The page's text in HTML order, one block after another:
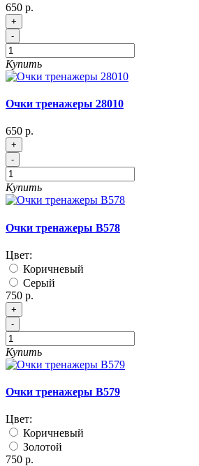
650 р.
+
-
Купить
Очки тренажеры 28010
650 р.
+
-
Купить
Очки тренажеры B578
Цвет:
Коричневый
Серый
750 р.
+
-
Купить
Очки тренажеры В579
Цвет:
Коричневый
Золотой
750 р.